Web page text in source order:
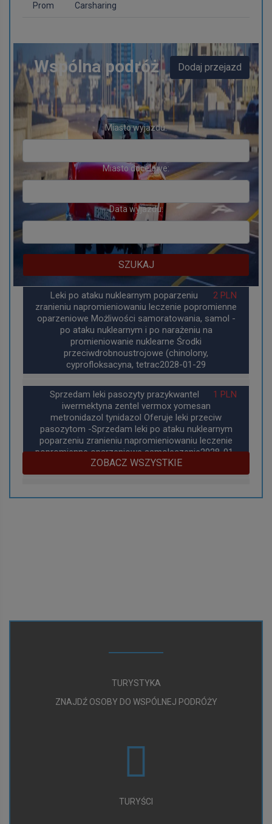
Prom Carsharing
Dodaj przejazd
Wspólna podróż
Miasto wyjazdu:
Miasto docelowe:
Data wyjazdu:
SZUKAJ
2 PLN
Leki po ataku nuklearnym poparzeniu
zranieniu napromieniowaniu leczenie popromienne
oparzeniowe Możliwości samoratowania, samol -
po ataku nuklearnym i po narażeniu na
promieniowanie nuklearne Środki
przeciwdrobnoustrojowe (chinolony,
cyprofloksacyna, tetrac2028-01-29
1 PLN
Sprzedam leki pasozyty prazykwantel
iwermektyna zentel vermox yomesan
metronidazol tynidazol Oferuje leki przeciw
pasozytom -Sprzedam leki po ataku nuklearnym
poparzeniu zranieniu napromieniowaniu leczenie
popromienne oparzeniowe samoleczenie2028-01-
29
ZOBACZ WSZYSTKIE
TURYSTYKA
ZNAJDŹ OSOBY DO WSPÓLNEJ PODRÓŻY
TURYŚCI